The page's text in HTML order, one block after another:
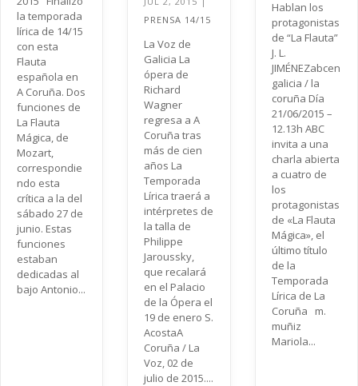
la temporada
lírica de 14/15
con esta
Flauta
española en
A Coruña. Dos
funciones de
La Flauta
Mágica, de
Mozart,
correspondie
ndo esta
crítica a la del
sábado 27 de
junio. Estas
funciones
estaban
dedicadas al
bajo Antonio...
PRENSA 14/15
La Voz de
Galicia La
ópera de
Richard
Wagner
regresa a A
Coruña tras
más de cien
años La
Temporada
Lírica traerá a
intérpretes de
la talla de
Philippe
Jaroussky,
que recalará
en el Palacio
de la Ópera el
19 de enero S.
AcostaA
Coruña / La
Voz, 02 de
julio de 2015....
Hablan los
protagonistas
de “La Flauta”
J. L.
JIMÉNEZabcen
galicia / la
coruña Día
21/06/2015 –
12.13h ABC
invita a una
charla abierta
a cuatro de
los
protagonistas
de «La Flauta
Mágica», el
último título
de la
Temporada
Lírica de La
Coruña m.
muñiz
Mariola...